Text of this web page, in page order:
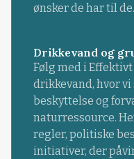
ønsker de har til
Drikkevand og
Følg med i
drikkevand, hvor
beskyttelse og
naturressource.
regler, politiske
initiativer, der